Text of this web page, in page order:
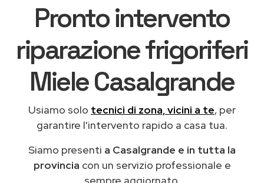
Pronto intervento
riparazione frigoriferi
Miele Casalgrande
Usiamo solo tecnici di zona, vicini a te, per
garantire l'intervento rapido a casa tua.
Siamo presenti a Casalgrande e in tutta la
provincia con un servizio professionale e
sempre aggiornato.